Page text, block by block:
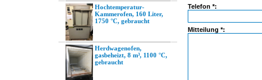
Hochtemperatur-
Kammerofen, 160 Liter,
1750 °C, gebraucht
Herdwagenofen,
gasbeheizt, 8 m³, 1100 °C,
gebraucht
Telefon *:
Mitteilung *: